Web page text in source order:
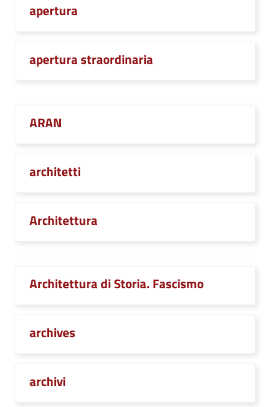
apertura
apertura straordinaria
ARAN
architetti
Architettura
Architettura di Storia. Fascismo
archives
archivi